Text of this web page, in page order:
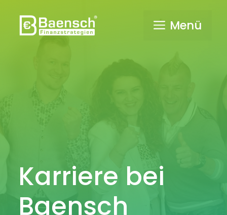
Inhalt
springen
Menü
Karriere bei
Baensch